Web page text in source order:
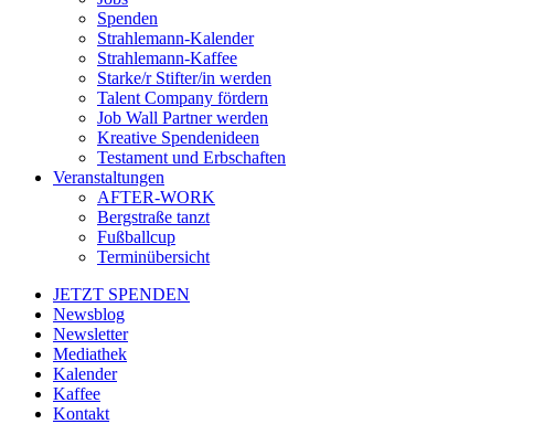
Spenden
Strahlemann-Kalender
Strahlemann-Kaffee
Starke/r Stifter/in werden
Talent Company fördern
Job Wall Partner werden
Kreative Spendenideen
Testament und Erbschaften
Veranstaltungen
AFTER-WORK
Bergstraße tanzt
Fußballcup
Terminübersicht
JETZT SPENDEN
Newsblog
Newsletter
Mediathek
Kalender
Kaffee
Kontakt